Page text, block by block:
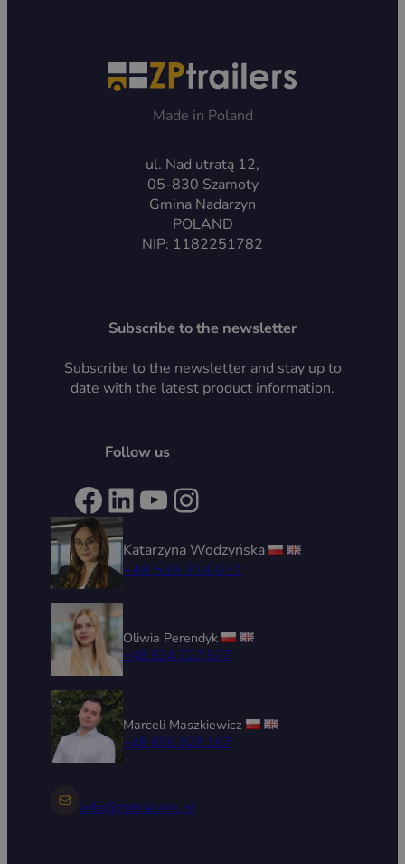
Made in Poland
ul. Nad utratą 12,
05-830 Szamoty
Gmina Nadarzyn
POLAND
NIP: 1182251782
Subscribe to the newsletter
Subscribe to the newsletter and stay up to
date with the latest product information.
Follow us
Facebook LinkedIn YouTube Instagram
Katarzyna Wodzyńska
+48 539 314 031
Oliwia Perendyk
+48 534 727 577
Marceli Maszkiewicz
+48 696 029 167
info@zptrailers.pl